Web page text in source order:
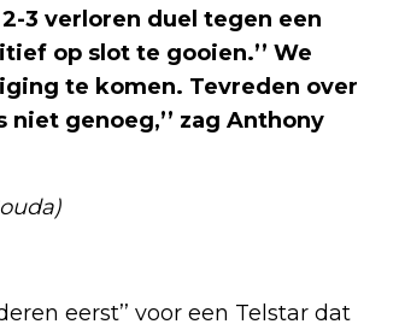
3 verloren duel tegen een
op slot te gooien.’’ We
te komen. Tevreden over
genoeg,’’ zag Anthony
eerst’’ voor een Telstar dat